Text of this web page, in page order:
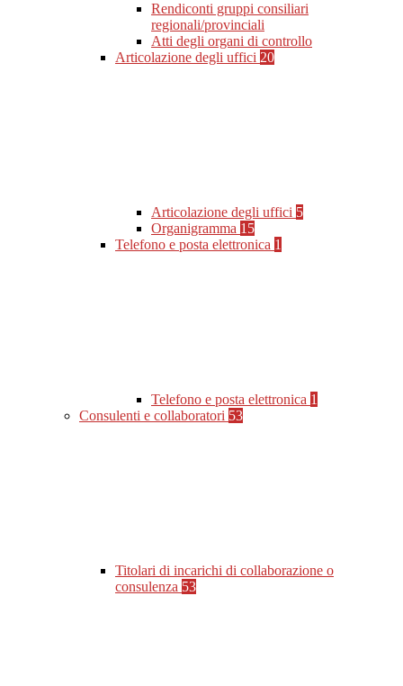
Rendiconti gruppi consiliari
regionali/provinciali
Atti degli organi di controllo
Articolazione degli uffici 20
Articolazione degli uffici 5
Organigramma 15
Telefono e posta elettronica 1
Telefono e posta elettronica 1
Consulenti e collaboratori 53
Titolari di incarichi di collaborazione o
consulenza 53